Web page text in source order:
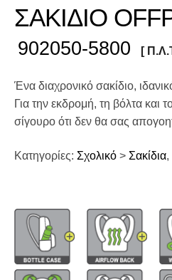
ΣΑΚΙΔΙΟ
902050-5800 [
Ένα διαχρονικό σακίδιο,
Για την εκδρομή, τη βόλτα και
σίγουρο ότι δεν θα σας
Κατηγορίες: Σχολικό > Σακίδια,